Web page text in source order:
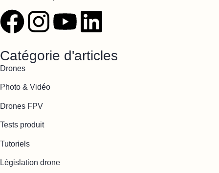
Catégorie d'articles
Drones
Photo & Vidéo
Drones FPV
Tests produit
Tutoriels
Législation drone